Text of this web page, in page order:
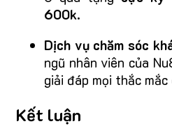
600k.
Dịch vụ chăm sóc
ngũ nhân viên của
giải đáp mọi thắc mắc
Kết luận